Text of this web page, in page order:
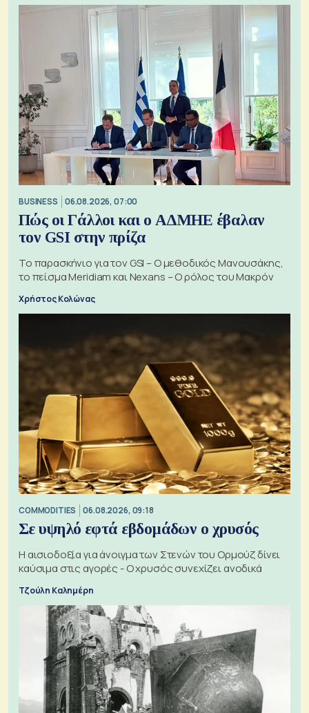
BUSINESS 06.08.2026, 07:00
Πώς οι Γάλλοι και ο ΑΔΜΗΕ έβαλαν
τον GSI στην πρίζα
Το παρασκήνιο για τον GSI – Ο μεθοδικός Μανουσάκης,
το πείσμα Meridiam και Nexans – Ο ρόλος του Μακρόν
Χρήστος Κολώνας
COMMODITIES 06.08.2026, 09:18
Σε υψηλό εφτά εβδομάδων ο χρυσός
Η αισιοδοξία για άνοιγμα των Στενών του Ορμούζ δίνει
καύσιμα στις αγορές - Ο χρυσός συνεχίζει ανοδικά
Τζούλη Καλημέρη